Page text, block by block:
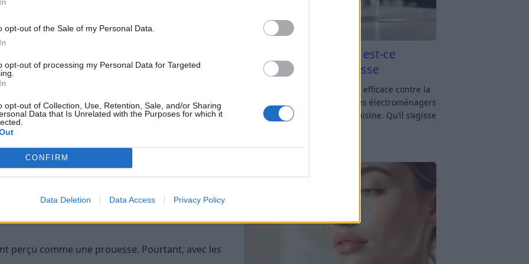
opt-out of the Sale of my Personal Data.
opt-out of processing my Personal Data for Targeted
opt-out of Collection, Use, Retention, Sale, and/or Sharing
Data that Is Unrelated with the Purposes for which it
CONFIRM
Data Deletion Data Access Privacy Policy
un quartier résidentiel, respectez les habitants
garage ou en créant du bruit excessif.
garer de manière à faciliter la tâche aux autres
de prendre deux places.
route
parfait à chaque fois, maîtriser diverses
Que vous soyez novice ou conducteur
seront certainement utiles. Voyons cela de plus
perçu comme une prouesse. Pourtant, avec les
Vinaigre blanc et four est-ce
efficace contre la graisse
Vinaigre blanc et four : est-ce efficace contre la
graisse ? Le four fait partie des électroménagers
les plus sollicités dans une cuisine. Qu’il s’agisse